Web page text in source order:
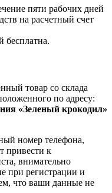
пяти рабочих дней
на расчетный счет
бесплатна.
товар со склада
по адресу:
«Зеленый крокодил»
номер телефона,
привести к
внимательно
при регистрации и
что ваши данные не